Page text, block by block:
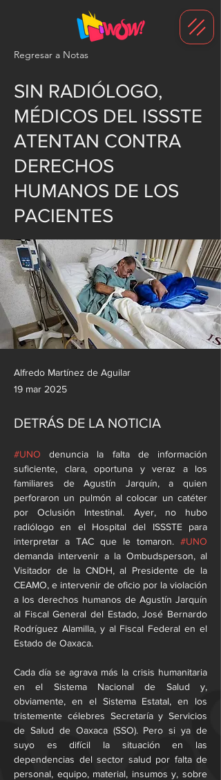
Regresar a Notas
SIN RADIÓLOGO,
MÉDICOS DEL ISSSTE
ATENTAN CONTRA
DERECHOS
HUMANOS DE LOS
PACIENTES
Alfredo Martínez de Aguilar
19 mar 2025
DETRÁS DE LA NOTICIA
#UNO denuncia la falta de información
suficiente, clara, oportuna y veraz a los
familiares de Agustín Jarquín, a quien
perforaron un pulmón al colocar un catéter
por Oclusión Intestinal. Ayer, no hubo
radiólogo en el Hospital del ISSSTE para
interpretar a TAC que le tomaron. #UNO
demanda intervenir a la Ombudsperson, al
Visitador de la CNDH, al Presidente de la
CEAMO, e intervenir de oficio por la violación
a los derechos humanos de Agustín Jarquín
al Fiscal General del Estado, José Bernardo
Rodríguez Alamilla, y al Fiscal Federal en el
Estado de Oaxaca.
Cada día se agrava más la crisis humanitaria
en el Sistema Nacional de Salud y,
obviamente, en el Sistema Estatal, en los
tristemente célebres Secretaría y Servicios
de Salud de Oaxaca (SSO). Pero si ya de
suyo es difícil la situación en las
dependencias del sector salud por falta de
personal, equipo, material, insumos y, sobre